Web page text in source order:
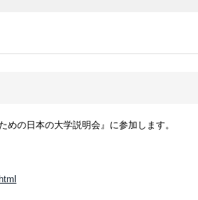
めの日本の大学説明会』に参加します。